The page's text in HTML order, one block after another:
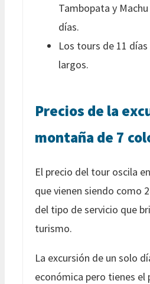
Tambopata y
días.
Los tours de 11
largos.
Precios de la
montaña de 7
El precio del tour oscila
que vienen siendo como
del tipo de servicio que
turismo.
La excursión de un solo
económica pero tienes el